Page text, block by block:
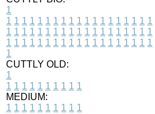
1
1 1 1 1 1 1 1 1 1 1 1 1 1 1 1 1 1 1 1
1 1 1 1 1 1 1 1 1 1 1 1 1 1 1 1 1 1 1
1 1 1 1 1 1 1 1 1 1 1 1 1 1 1 1 1 1 1
1
CUTTLY OLD:
1
1 1 1 1 1 1 1 1 1 1
MEDIUM:
1 1 1 1 1 1 1 1 1 1